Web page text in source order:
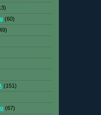
(60)
(151)
(67)